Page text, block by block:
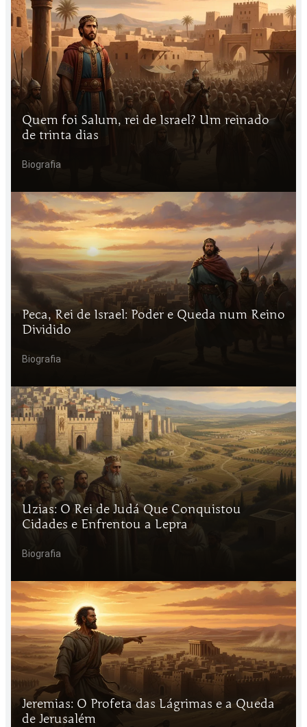
Quem foi Salum, rei de Israel? Um reinado
de trinta dias
Biografia
Peca, Rei de Israel: Poder e Queda num Reino
Dividido
Biografia
Uzias: O Rei de Judá Que Conquistou
Cidades e Enfrentou a Lepra
Biografia
Jeremias: O Profeta das Lágrimas e a Queda
de Jerusalém